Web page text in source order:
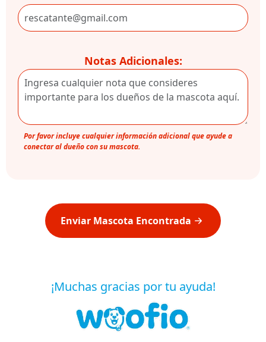
Notas Adicionales:
Por favor incluye cualquier información adicional que ayude a
conectar al dueño con su mascota.
Enviar Mascota Encontrada
¡Muchas gracias por tu ayuda!